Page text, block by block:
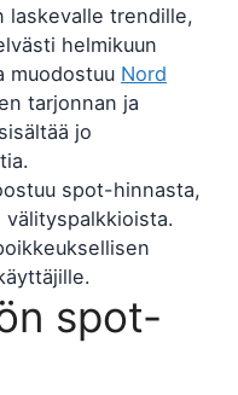
laskevalle trendille,
helmikuun
muodostuu Nord
tarjonnan ja
jo
spot-hinnasta,
spot-